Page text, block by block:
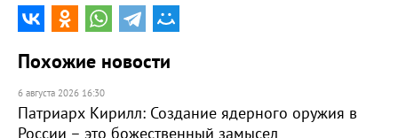
Похожие новости
6 августа 2026 16:30
Патриарх Кирилл: Создание ядерного оружия в
России – это божественный замысел